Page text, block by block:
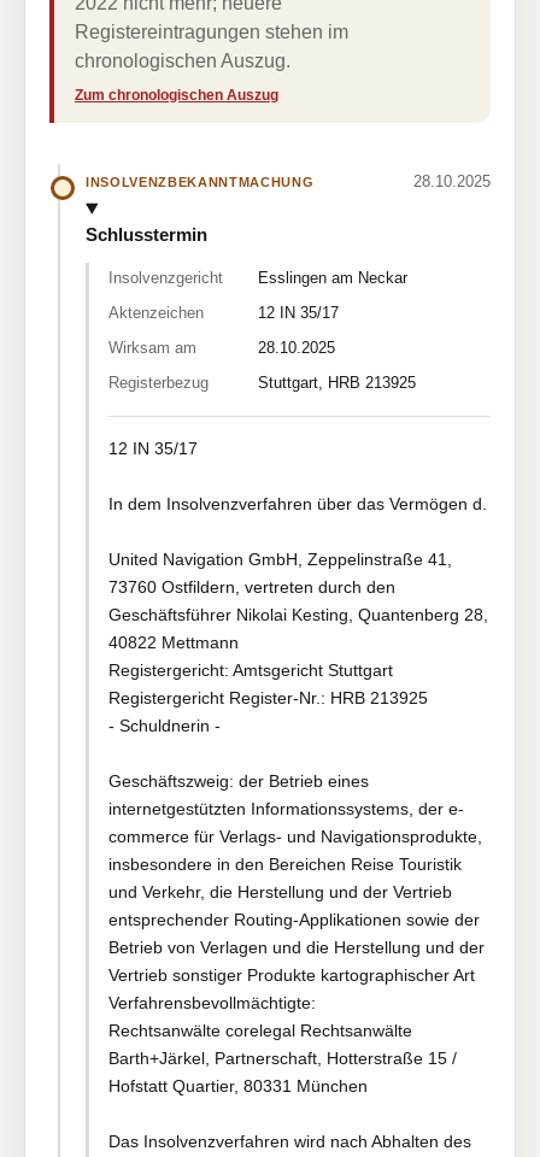
Registereintragungen stehen im
chronologischen Auszug.
Zum chronologischen Auszug
INSOLVENZBEKANNTMACHUNG 28.10.2025
Schlusstermin
Insolvenzgericht
Esslingen am Neckar
Aktenzeichen
12 IN 35/17
Wirksam am
28.10.2025
Registerbezug
Stuttgart, HRB 213925
12 IN 35/17
In dem Insolvenzverfahren über das Vermögen d.
United Navigation GmbH, Zeppelinstraße 41,
73760 Ostfildern, vertreten durch den
Geschäftsführer Nikolai Kesting, Quantenberg 28,
40822 Mettmann
Registergericht: Amtsgericht Stuttgart
Registergericht Register-Nr.: HRB 213925
- Schuldnerin -
Geschäftszweig: der Betrieb eines
internetgestützten Informationssystems, der e-
commerce für Verlags- und Navigationsprodukte,
insbesondere in den Bereichen Reise Touristik
und Verkehr, die Herstellung und der Vertrieb
entsprechender Routing-Applikationen sowie der
Betrieb von Verlagen und die Herstellung und der
Vertrieb sonstiger Produkte kartographischer Art
Verfahrensbevollmächtigte:
Rechtsanwälte corelegal Rechtsanwälte
Barth+Järkel, Partnerschaft, Hotterstraße 15 /
Hofstatt Quartier, 80331 München
Das Insolvenzverfahren wird nach Abhalten des